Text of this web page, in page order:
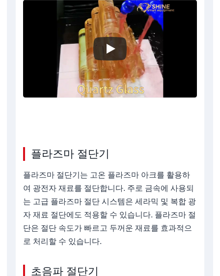
플라즈마 절단기
플라즈마 절단기는 고온 플라즈마 아크를 활용하
여 광전자 재료를 절단합니다. 주로 금속에 사용되
는 고급 플라즈마 절단 시스템은 세라믹 및 복합 광
자 재료 절단에도 적용할 수 있습니다. 플라즈마 절
단은 절단 속도가 빠르고 두꺼운 재료를 효과적으
로 처리할 수 있습니다.
초음파 절단기